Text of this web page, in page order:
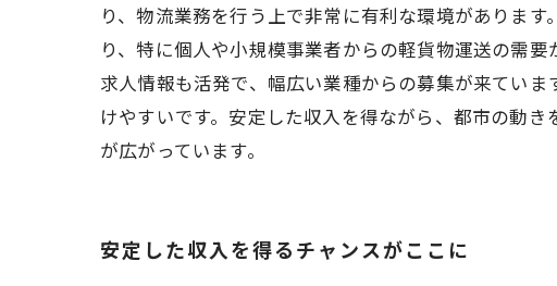
り、物流業務を行う上で非常に有利な環境がありま
り、特に個人や小規模事業者からの軽貨物運送の需
求人情報も活発で、幅広い業種からの募集が来てい
けやすいです。安定した収入を得ながら、都市の動
が広がっています。
安定した収入を得るチャンスがここに